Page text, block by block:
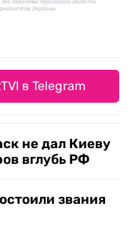
в Telegram
не дал Киеву
вглубь РФ
звания